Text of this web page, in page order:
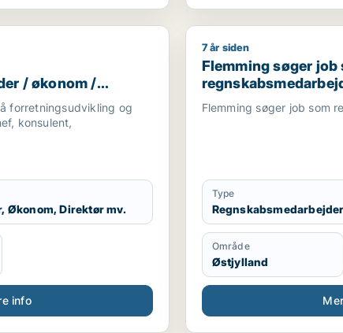
/ regnskabsmedarbejder / revisor
/ økonom / direktør / hr-chef /
/ økonom /
forretningsudvikling og
konsulent,
Økonom, Direktør mv.
info
Flemming søger job
7 år siden
Flemming søger job
Flemming søger job som
Type
Regnskabsmedarbejder
Område
Østjylland